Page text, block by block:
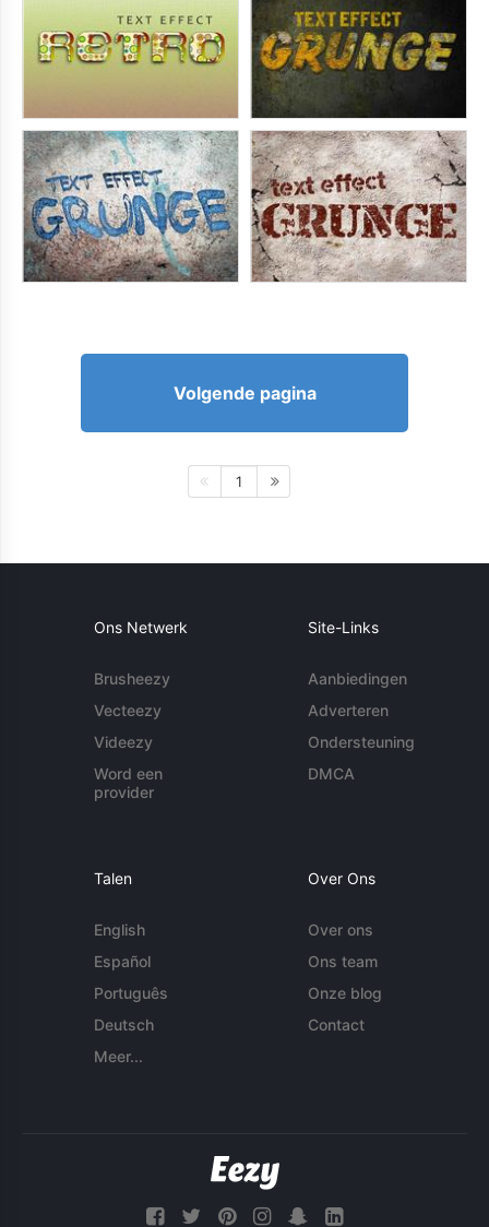
Volgende pagina
1
Ons Netwerk
Brusheezy
Vecteezy
Videezy
Word een
provider
Site-Links
Aanbiedingen
Adverteren
Ondersteuning
DMCA
Talen
English
Español
Português
Deutsch
Meer...
Over Ons
Over ons
Ons team
Onze blog
Contact